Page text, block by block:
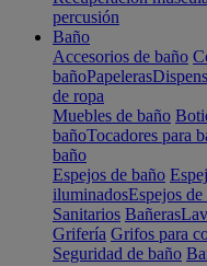
percusión
Baño
Accesorios de baño
bañoPapeleras
de ropa
Muebles de baño
bañoTocadores para
baño
Espejos de baño
iluminadosEspejos
Sanitarios Bañeras
Grifería Grifos para
Seguridad de baño